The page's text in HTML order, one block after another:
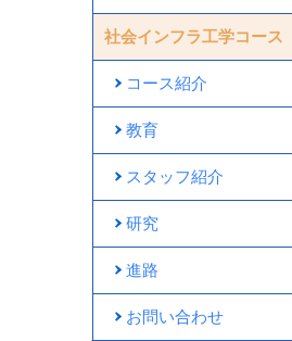
社会インフラ工学コース
コース紹介
教育
スタッフ紹介
研究
進路
お問い合わせ